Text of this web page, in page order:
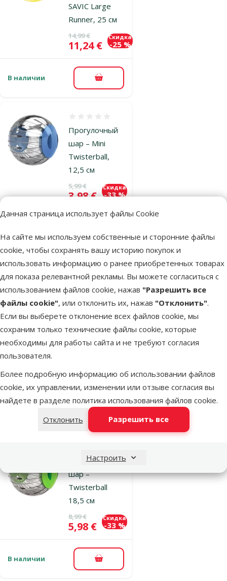
Данная страница использует файлы Cookie
На сайте мы используем собственные и сторонние файлы
cookie, чтобы сохранять вашу историю покупок и
использовать информацию о ранее приобретенных товарах
для показа релевантной рекламы. Вы можете согласиться с
использованием файлов cookie, нажав "Разрешить все
файлы cookie", или отклонить их, нажав "Отклонить".
Если вы выберете отклонение всех файлов cookie, мы
сохраним только технические файлы cookie, которые
необходимы для работы сайта и не требуют согласия
пользователя.
Более подробную информацию об использовании файлов
cookie, их управлении, изменении или отзыве согласия вы
найдете в разделе политика использования файлов cookie.
Отклонить
Разрешить все
Настроить
SAVIC Large
Runner, 25 см
Исходная цена
14,99 €
Цена
11,24 €
Скидка
-25 %
В наличии В корзину
Прогулочный
шар – Mini
Twisterball,
12,5 см
Исходная цена
5,99 €
Цена
3,98 €
Скидка
-33 %
В корзину
Прогулочный
шар – Mini
Twistertoy
12,5 см
Оценка 0%
Исходная цена
Цена
4,98 € -28 %
🛍️
В наличии
Прогулочный
шар –
Twisterball
18,5 см
Исходная цена
8,99 €
Цена
5,98 €
Скидка
-33 %
В наличии В корзину